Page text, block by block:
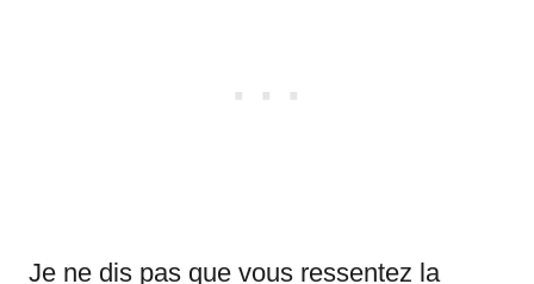
Je ne dis pas que vous ressentez la